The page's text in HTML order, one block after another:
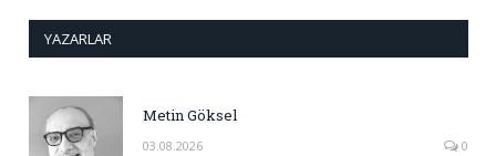
YAZARLAR
Metin Göksel
03.08.2026 0